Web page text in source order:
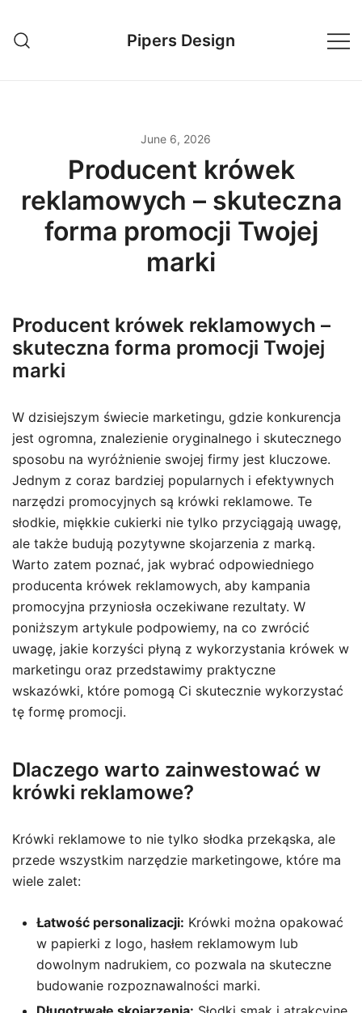
content
Pipers Design
June 6, 2026
Producent krówek
reklamowych – skuteczna
forma promocji Twojej
marki
Producent krówek reklamowych –
skuteczna forma promocji Twojej
marki
W dzisiejszym świecie marketingu, gdzie konkurencja
jest ogromna, znalezienie oryginalnego i skutecznego
sposobu na wyróżnienie swojej firmy jest kluczowe.
Jednym z coraz bardziej popularnych i efektywnych
narzędzi promocyjnych są krówki reklamowe. Te
słodkie, miękkie cukierki nie tylko przyciągają uwagę,
ale także budują pozytywne skojarzenia z marką.
Warto zatem poznać, jak wybrać odpowiedniego
producenta krówek reklamowych, aby kampania
promocyjna przyniosła oczekiwane rezultaty. W
poniższym artykule podpowiemy, na co zwrócić
uwagę, jakie korzyści płyną z wykorzystania krówek w
marketingu oraz przedstawimy praktyczne
wskazówki, które pomogą Ci skutecznie wykorzystać
tę formę promocji.
Dlaczego warto zainwestować w
krówki reklamowe?
Krówki reklamowe to nie tylko słodka przekąska, ale
przede wszystkim narzędzie marketingowe, które ma
wiele zalet:
Łatwość personalizacji: Krówki można opakować
w papierki z logo, hasłem reklamowym lub
dowolnym nadrukiem, co pozwala na skuteczne
budowanie rozpoznawalności marki.